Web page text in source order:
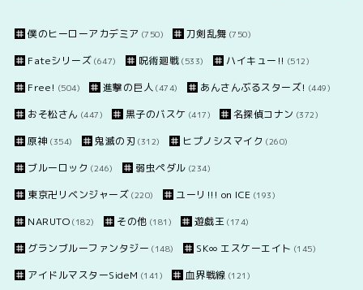
僕のヒーローアカデミア (750) 刀剣乱舞 (750)
Fateシリーズ (647) 呪術廻戦 (533) ハイキュー!! (512)
Free! (504) 進撃の巨人 (474) あんさんぶるスターズ! (449)
おそ松さん (447) 黒子のバスケ (417) 名探偵コナン (372)
原神 (354) 鬼滅の刃 (312) ヒプノシスマイク (260)
ブルーロック (246) 弱虫ペダル (234)
東京卍リベンジャーズ (220) ユーリ!!! on ICE (193)
NARUTO (182) その他 (181) 遊戯王 (174)
グランブルーファンタジー (148) SK∞ エスケーエイト (145)
アイドルマスターSideM (141) 血界戦線 (121)